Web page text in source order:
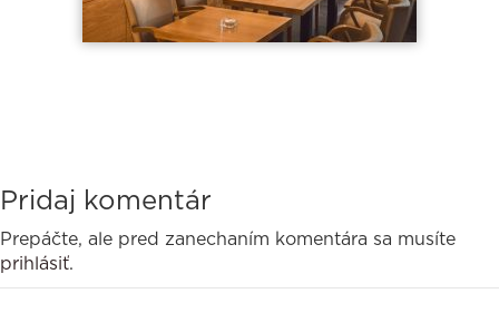
Pridaj komentár
Prepáčte, ale pred zanechaním komentára sa musíte
prihlásiť.